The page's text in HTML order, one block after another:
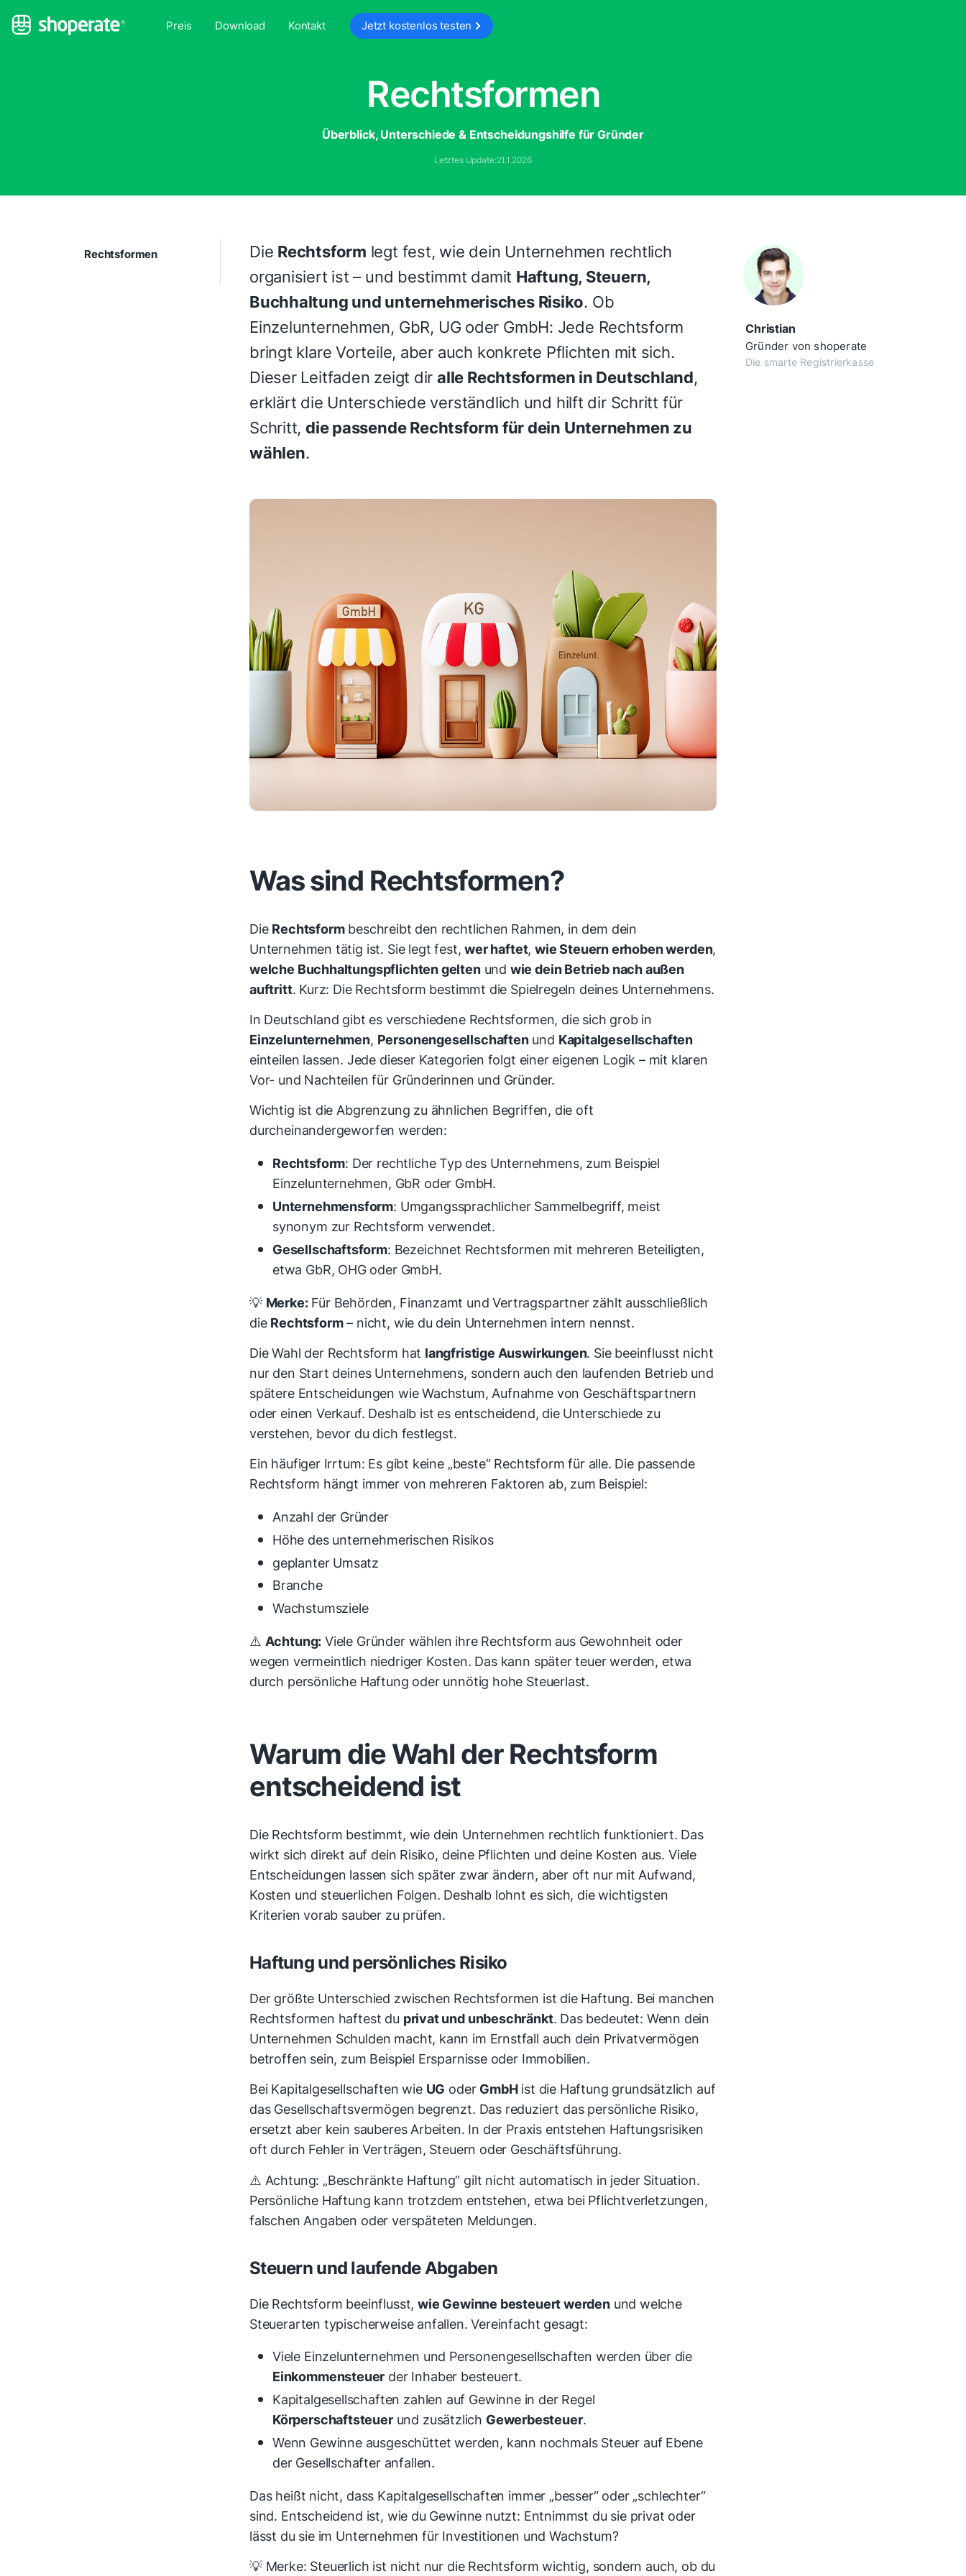
Preis Download Kontakt Jetzt kostenlos testen
Rechtsformen
Überblick, Unterschiede & Entscheidungshilfe für Gründer
Letztes Update:21.1.2026
Rechtsformen
Christian
Gründer von shoperate
Die smarte Registrierkasse
Die Rechtsform legt fest, wie dein Unternehmen rechtlich
organisiert ist – und bestimmt damit Haftung, Steuern,
Buchhaltung und unternehmerisches Risiko. Ob
Einzelunternehmen, GbR, UG oder GmbH: Jede Rechtsform
bringt klare Vorteile, aber auch konkrete Pflichten mit sich.
Dieser Leitfaden zeigt diralle Rechtsformen in Deutschland,
erklärt die Unterschiede verständlich und hilft dir Schritt für
Schritt, die passende Rechtsform für dein Unternehmen zu
wählen.
Was sind Rechtsformen?
DieRechtsformbeschreibt den rechtlichen Rahmen, in dem dein
Unternehmen tätig ist. Sie legt fest,wer haftet,wie Steuern erhoben werden,
welche Buchhaltungspflichten geltenund wie dein Betrieb nach außen
auftritt. Kurz: Die Rechtsform bestimmt die Spielregeln deines Unternehmens.
In Deutschland gibt es verschiedene Rechtsformen, die sich grob in
Einzelunternehmen, Personengesellschaftenund Kapitalgesellschaften
einteilen lassen. Jede dieser Kategorien folgt einer eigenen Logik – mit klaren
Vor- und Nachteilen für Gründerinnen und Gründer.
Wichtig ist die Abgrenzung zu ähnlichen Begriffen, die oft
durcheinandergeworfen werden:
Rechtsform: Der rechtliche Typ des Unternehmens, zum Beispiel
Einzelunternehmen, GbR oder GmbH.
Unternehmensform: Umgangssprachlicher Sammelbegriff, meist
synonym zur Rechtsform verwendet.
Gesellschaftsform: Bezeichnet Rechtsformen mit mehreren Beteiligten,
etwa GbR, OHG oder GmbH.
💡 Merke:Für Behörden, Finanzamt und Vertragspartner zählt ausschließlich
dieRechtsform– nicht, wie du dein Unternehmen intern nennst.
Die Wahl der Rechtsform hat langfristige Auswirkungen. Sie beeinflusst nicht
nur den Start deines Unternehmens, sondern auch den laufenden Betrieb und
spätere Entscheidungen wie Wachstum, Aufnahme von Geschäftspartnern
oder einen Verkauf. Deshalb ist es entscheidend, die Unterschiede zu
verstehen, bevor du dich festlegst.
Ein häufiger Irrtum: Es gibt keine „beste“ Rechtsform für alle. Die passende
Rechtsform hängt immer von mehreren Faktoren ab, zum Beispiel:
Anzahl der Gründer
Höhe des unternehmerischen Risikos
geplanter Umsatz
Branche
Wachstumsziele
⚠️ Achtung:Viele Gründer wählen ihre Rechtsform aus Gewohnheit oder
wegen vermeintlich niedriger Kosten. Das kann später teuer werden, etwa
durch persönliche Haftung oder unnötig hohe Steuerlast.
Warum die Wahl der Rechtsform
entscheidend ist
Die Rechtsform bestimmt, wie dein Unternehmen rechtlich funktioniert. Das
wirkt sich direkt auf dein Risiko, deine Pflichten und deine Kosten aus. Viele
Entscheidungen lassen sich später zwar ändern, aber oft nur mit Aufwand,
Kosten und steuerlichen Folgen. Deshalb lohnt es sich, die wichtigsten
Kriterien vorab sauber zu prüfen.
Haftung und persönliches Risiko
Der größte Unterschied zwischen Rechtsformen ist die Haftung. Bei manchen
Rechtsformen haftest du privat und unbeschränkt. Das bedeutet: Wenn dein
Unternehmen Schulden macht, kann im Ernstfall auch dein Privatvermögen
betroffen sein, zum Beispiel Ersparnisse oder Immobilien.
Bei Kapitalgesellschaften wie UG oderGmbHist die Haftung grundsätzlich auf
das Gesellschaftsvermögen begrenzt. Das reduziert das persönliche Risiko,
ersetzt aber kein sauberes Arbeiten. In der Praxis entstehen Haftungsrisiken
oft durch Fehler in Verträgen, Steuern oder Geschäftsführung.
⚠️ Achtung: „Beschränkte Haftung“ gilt nicht automatisch in jeder Situation.
Persönliche Haftung kann trotzdem entstehen, etwa bei Pflichtverletzungen,
falschen Angaben oder verspäteten Meldungen.
Steuern und laufende Abgaben
Die Rechtsform beeinflusst, wie Gewinne besteuert werdenund welche
Steuerarten typischerweise anfallen. Vereinfacht gesagt:
Viele Einzelunternehmen und Personengesellschaften werden über die
Einkommensteuer der Inhaber besteuert.
Kapitalgesellschaften zahlen auf Gewinne in der Regel
Körperschaftsteuerund zusätzlich Gewerbesteuer.
Wenn Gewinne ausgeschüttet werden, kann nochmals Steuer auf Ebene
der Gesellschafter anfallen.
Das heißt nicht, dass Kapitalgesellschaften immer „besser“ oder „schlechter“
sind. Entscheidend ist, wie du Gewinne nutzt: Entnimmst du sie privat oder
lässt du sie im Unternehmen für Investitionen und Wachstum?
💡 Merke: Steuerlich ist nicht nur die Rechtsform wichtig, sondern auch, ob du